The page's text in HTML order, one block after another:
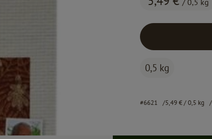
/ 0,5 kg
0,5 kg
#6621 5,49 €/ 0,5 kg